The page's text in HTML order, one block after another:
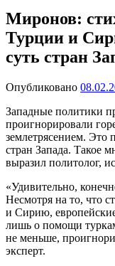
Миронов:
Турции и
суть стран
Опубликовано
Западные политики
проигнорировали
землетрясением. Это
стран Запада. Такое
выразил политолог,
«Удивительно,
Несмотря на то, что
и Сирию,
лишь о помощи
не меньше,
эксперт.